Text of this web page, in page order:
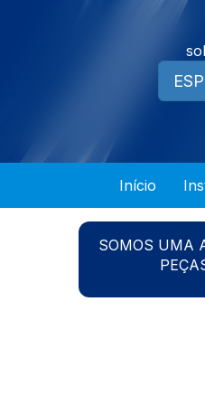
Início
SOMOS UMA